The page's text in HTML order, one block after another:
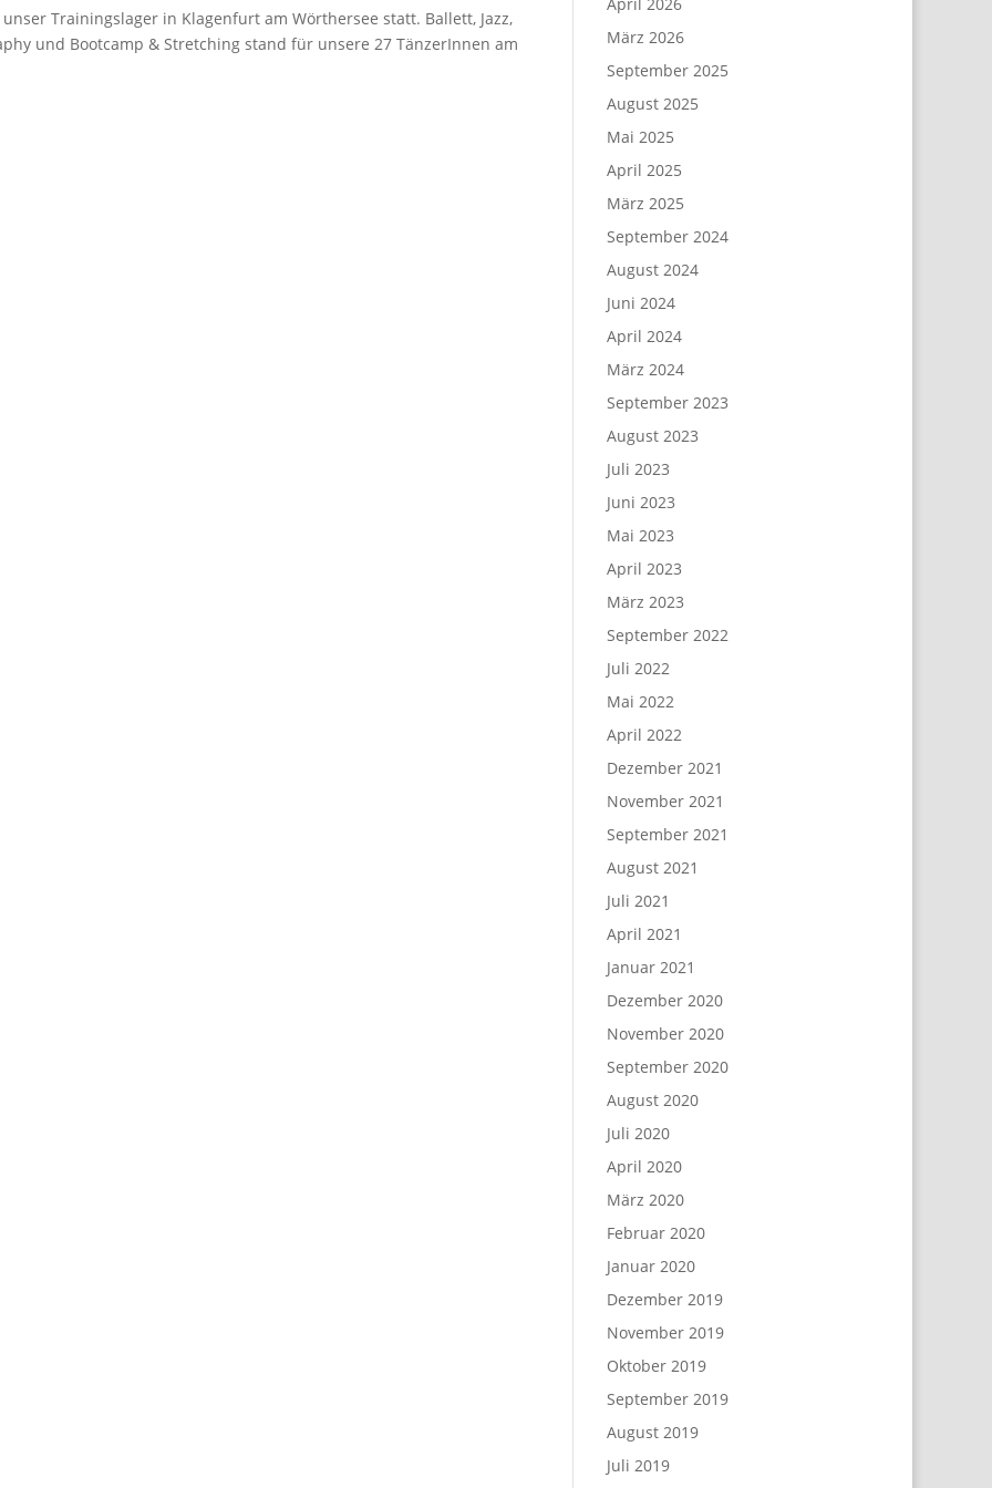
Trainingslager in Klagenfurt am Wörthersee statt. Ballett, Jazz,
und Bootcamp & Stretching stand für unsere 27 TänzerInnen am
März 2026
September 2025
August 2025
Mai 2025
April 2025
März 2025
September 2024
August 2024
Juni 2024
April 2024
März 2024
September 2023
August 2023
Juli 2023
Juni 2023
Mai 2023
April 2023
März 2023
September 2022
Juli 2022
Mai 2022
April 2022
Dezember 2021
November 2021
September 2021
August 2021
Juli 2021
April 2021
Januar 2021
Dezember 2020
November 2020
September 2020
August 2020
Juli 2020
April 2020
März 2020
Februar 2020
Januar 2020
Dezember 2019
November 2019
Oktober 2019
September 2019
August 2019
Juli 2019